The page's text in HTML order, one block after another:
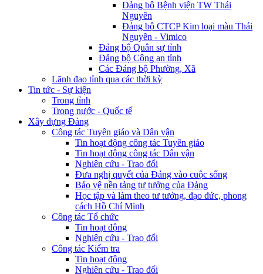
Đảng bộ Bệnh viện TW Thái
Nguyên
Đảng bộ CTCP Kim loại màu Thái
Nguyên - Vimico
Đảng bộ Quân sự tỉnh
Đảng bộ Công an tỉnh
Các Đảng bộ Phường, Xã
Lãnh đạo tỉnh qua các thời kỳ
Tin tức - Sự kiện
Trong tỉnh
Trong nước - Quốc tế
Xây dựng Đảng
Công tác Tuyên giáo và Dân vận
Tin hoạt động công tác Tuyên giáo
Tin hoạt động công tác Dân vận
Nghiên cứu - Trao đổi
Đưa nghị quyết của Đảng vào cuộc sống
Bảo vệ nền tảng tư tưởng của Đảng
Học tập và làm theo tư tưởng, đạo đức, phong
cách Hồ Chí Minh
Công tác Tổ chức
Tin hoạt động
Nghiên cứu - Trao đổi
Công tác Kiểm tra
Tin hoạt động
Nghiên cứu - Trao đổi